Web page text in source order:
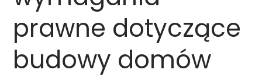
prawne dotyczące
budowy domów